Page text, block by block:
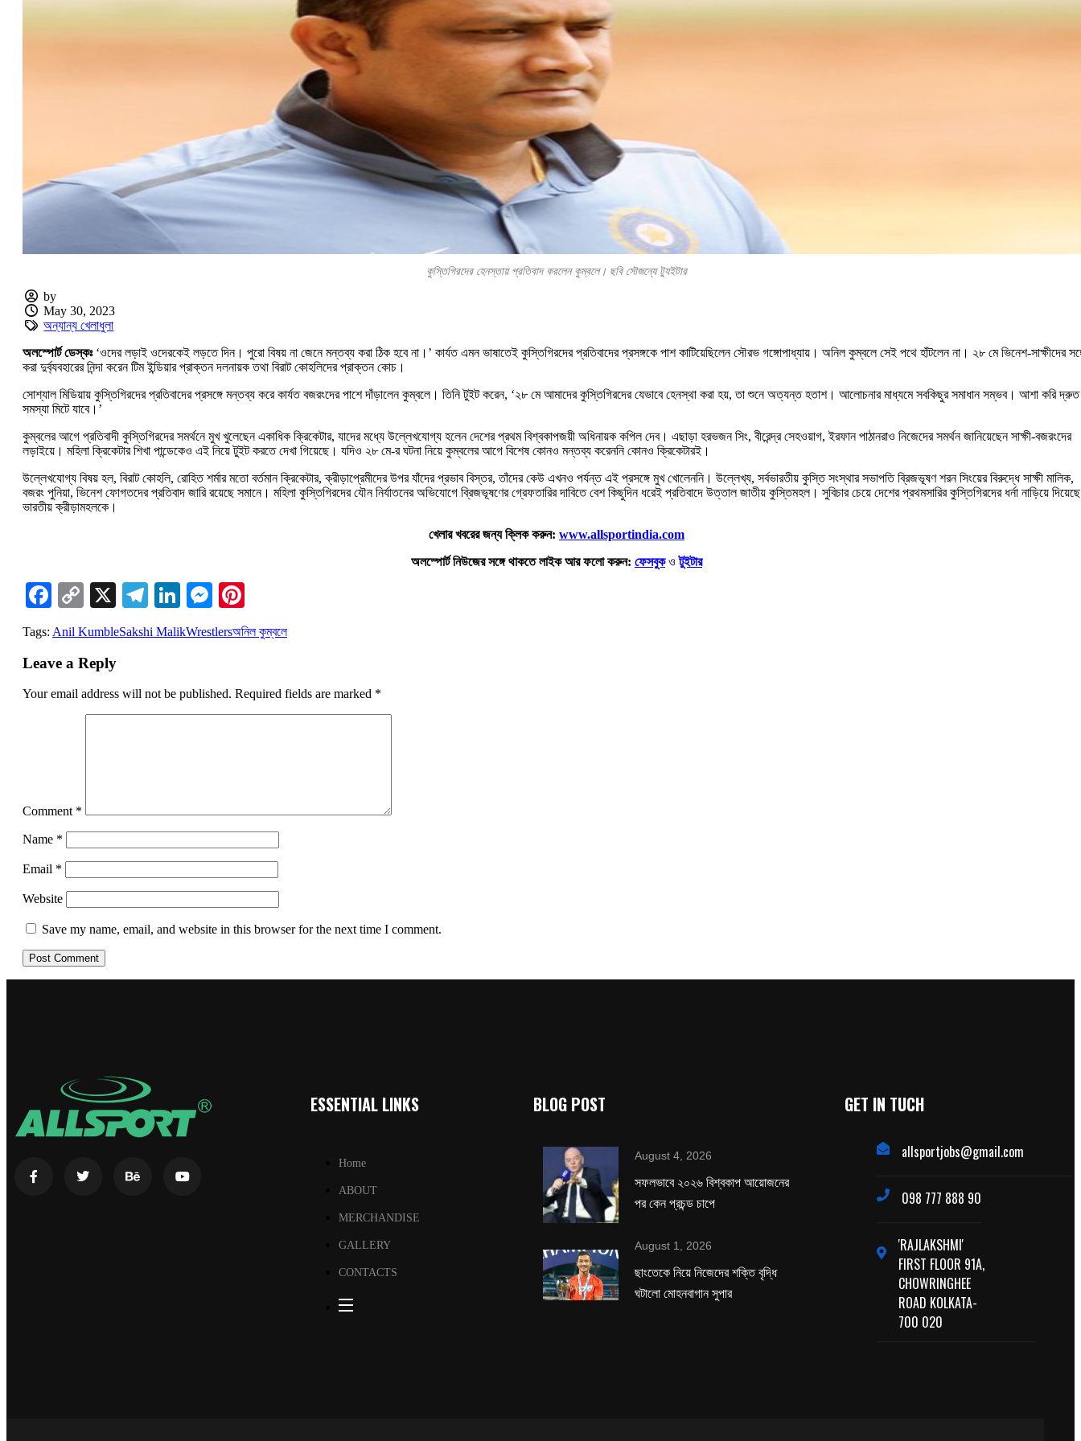
কুস্তিগিরদের হেনস্তায় প্রতিবাদ করলেন কুম্বলে। ছবি সৌজন্যে ট্যুইটার
by
May 30, 2023
অন্যান্য খেলাধুলা
অলস্পোর্ট ডেস্কঃ ‘ওদের লড়াই ওদেরকেই লড়তে দিন। পুরো বিষয় না জেনে মন্তব্য করা ঠিক হবে না।’ কার্যত এমন ভাষাতেই কুস্তিগিরদের প্রতিবাদের প্রসঙ্গকে পাশ কাটিয়েছিলেন সৌরভ গঙ্গোপাধ্যায়। অনিল কুম্বলে সেই পথে হাঁটলেন না। ২৮ মে ভিনেশ-সাক্ষীদের
করা দুর্ব্যবহারের নিন্দা করেন টিম ইন্ডিয়ার প্রাক্তন দলনায়ক তথা বিরাট কোহলিদের প্রাক্তন কোচ।
সোশ্যাল মিডিয়ায় কুস্তিগিরদের প্রতিবাদের প্রসঙ্গে মন্তব্য করে কার্যত বজরংদের পাশে দাঁড়ালেন কুম্বলে। তিনি টুইট করেন, ‘২৮ মে আমাদের কুস্তিগিরদের যেভাবে হেনস্থা করা হয়, তা শুনে অত্যন্ত হতাশ। আলোচনার মাধ্যমে সবকিছুর সমাধান সম্ভব। আশা করি দ্রুত
সমস্যা মিটে যাবে।’
কুম্বলের আগে প্রতিবাদী কুস্তিগিরদের সমর্থনে মুখ খুলেছেন একাধিক ক্রিকেটার, যাদের মধ্যে উল্লেখযোগ্য হলেন দেশের প্রথম বিশ্বকাপজয়ী অধিনায়ক কপিল দেব। এছাড়া হরভজন সিং, বীরেন্দ্র সেহওয়াগ, ইরফান পাঠানরাও নিজেদের সমর্থন জানিয়েছেন সাক্ষী-বজরংদের
লড়াইয়ে। মহিলা ক্রিকেটার শিখা পান্ডেকেও এই নিয়ে টুইট করতে দেখা গিয়েছে। যদিও ২৮ মে-র ঘটনা নিয়ে কুম্বলের আগে বিশেষ কোনও মন্তব্য করেননি কোনও ক্রিকেটারই।
উল্লেখযোগ্য বিষয় হল, বিরাট কোহলি, রোহিত শর্মার মতো বর্তমান ক্রিকেটার, ক্রীড়াপ্রেমীদের উপর যাঁদের প্রভাব বিস্তর, তাঁদের কেউ এখনও পর্যন্ত এই প্রসঙ্গে মুখ খোলেননি। উল্লেখ্য, সর্বভারতীয় কুস্তি সংস্থার সভাপতি ব্রিজভূষণ শরন সিংয়ের বিরুদ্ধে সাক্ষী মালিক,
বজরং পুনিয়া, ভিনেশ ফোগতদের প্রতিবাদ জারি রয়েছে সমানে। মহিলা কুস্তিগিরদের যৌন নির্যাতনের অভিযোগে ব্রিজভূষণের গ্রেফতারির দাবিতে বেশ কিছুদিন ধরেই প্রতিবাদে উত্তাল জাতীয় কুস্তিমহল। সুবিচার চেয়ে দেশের প্রথমসারির কুস্তিগিরদের ধর্না নাড়িয়ে দিয়েছে
ভারতীয় ক্রীড়ামহলকে।
খেলার খবরের জন্য ক্লিক করুন: www.allsportindia.com
অলস্পোর্ট নিউজের সঙ্গে থাকতে লাইক আর ফলো করুন: ফেসবুকওটুইটার
Facebook
Copy
Link
X Telegram
LinkedIn
Messenger
Tags: Anil KumbleSakshi MalikWrestlersঅনিল কুম্বলে
Leave a Reply
Your email address will not be published. Required fields are marked *
Comment *
Name *
Email *
Website
Save my name, email, and website in this browser for the next time I comment.
ESSENTIAL LINKS
Home
ABOUT
MERCHANDISE
GALLERY
CONTACTS
BLOG POST
August 4, 2026
সফলভাবে ২০২৬ বিশ্বকাপ আয়োজনের
পর কেন প্রচন্ড চাপে
August 1, 2026
ছাংতেকে নিয়ে নিজেদের শক্তি বৃদ্ধি
ঘটালো মোহনবাগান সুপার
GET IN TUCH
allsportjobs@gmail.com
098 777 888 90
'RAJLAKSHMI'
FIRST FLOOR 91A,
CHOWRINGHEE
ROAD KOLKATA-
700 020